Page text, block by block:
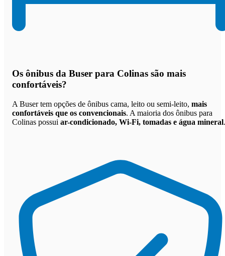
Os ônibus da Buser para Colinas são mais
confortáveis?
A Buser tem opções de ônibus cama, leito ou semi-leito, mais
confortáveis que os convencionais. A maioria dos ônibus para
Colinas possui ar-condicionado, Wi-Fi, tomadas e água mineral.